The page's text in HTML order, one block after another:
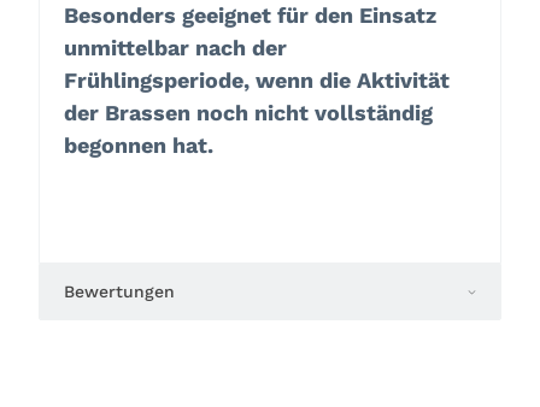
Besonders geeignet für den Einsatz
unmittelbar nach der
Frühlingsperiode, wenn die Aktivität
der Brassen noch nicht vollständig
begonnen hat.
Bewertungen